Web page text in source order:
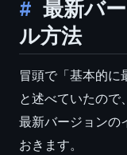
最新バ
ル方法
冒頭で「基本的に
と述べていたので、
最新バージョンの
おきます。